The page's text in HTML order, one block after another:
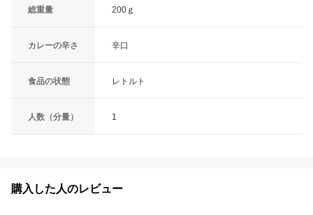
総重量 200ｇ
カレーの辛さ 辛口
食品の状態 レトルト
人数（分量） 1
購入した人のレビュー